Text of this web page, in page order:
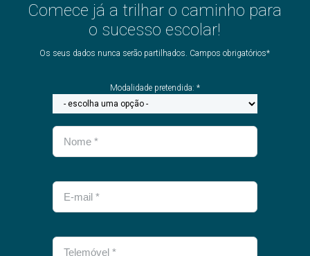
Comece já a trilhar o caminho para
o sucesso escolar!
Os seus dados nunca serão partilhados. Campos obrigatórios*
Modalidade pretendida: *